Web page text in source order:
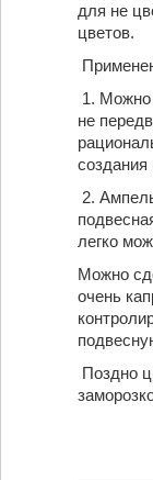
для не
цветов.
1. Можно
не
создания
2.
легко
Можно
очень
Поздно